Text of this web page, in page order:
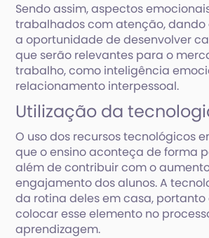
Sendo assim, aspectos
trabalhados com atenção, dando
a oportunidade de desenvolver
que serão relevantes para o
trabalho, como inteligência
relacionamento interpessoal.
Utilização da
O uso dos recursos tecnológicos
que o ensino aconteça de forma
além de contribuir com o
engajamento dos alunos. A
da rotina deles em casa, portanto
colocar esse elemento no
aprendizagem.